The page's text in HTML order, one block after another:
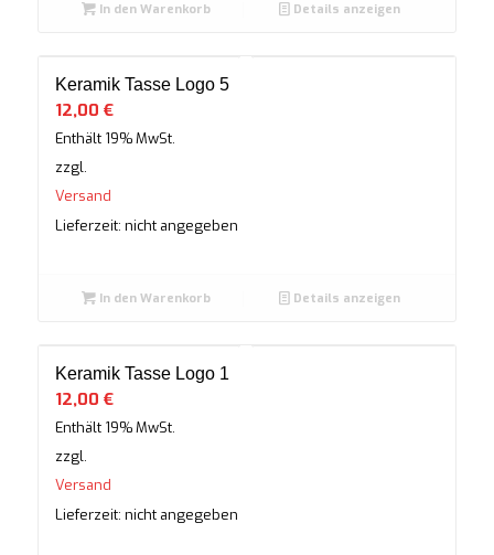
In den Warenkorb Details anzeigen
Keramik Tasse Logo 5
12,00 €
Enthält 19% MwSt.
zzgl.
Versand
Lieferzeit: nicht angegeben
In den Warenkorb Details anzeigen
Keramik Tasse Logo 1
12,00 €
Enthält 19% MwSt.
zzgl.
Versand
Lieferzeit: nicht angegeben